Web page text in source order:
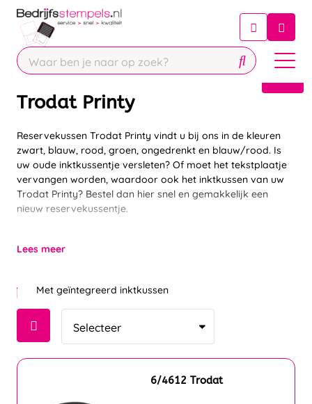
Chatbot
Chat 24/7 met onze chatbot voor
Contact
Trodat Printy
Reservekussen Trodat Printy vindt u bij ons in de kleuren
zwart, blauw, rood, groen, ongedrenkt en blauw/rood. Is
uw oude inktkussentje versleten? Of moet het tekstplaatje
vervangen worden, waardoor ook het inktkussen van uw
Trodat Printy? Bestel dan hier snel en gemakkelijk een
nieuw reservekussentje.
Lees meer
Met geïntegreerd inktkussen
6/4612 Trodat